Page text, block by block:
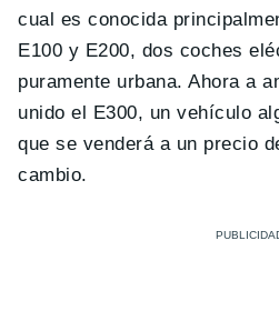
cual es conocida
E100 y E200, dos coches
puramente urbana. Ahora a
unido el E300, un vehículo
que se venderá a un precio
cambio.